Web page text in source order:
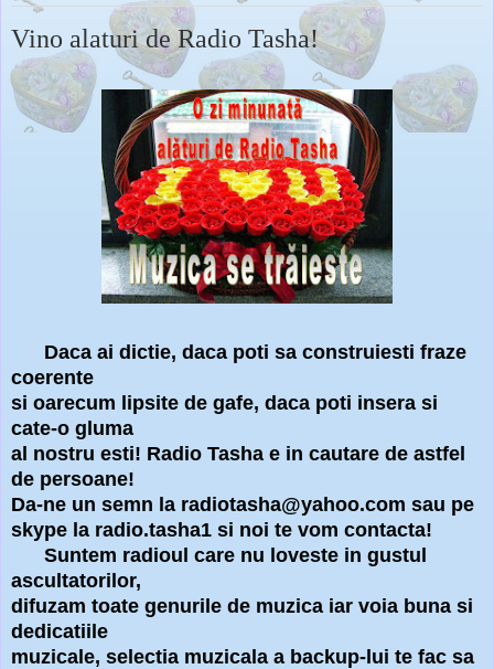
Vino alaturi de Radio Tasha!
Daca ai dictie, daca poti sa construiesti fraze
coerente
si oarecum lipsite de gafe, daca poti insera si
cate-o gluma
al nostru esti! Radio Tasha e in cautare de astfel
de persoane!
Da-ne un semn la radiotasha@yahoo.com sau pe
skype la radio.tasha1 si noi te vom contacta!
Suntem radioul care nu loveste in gustul
ascultatorilor,
difuzam toate genurile de muzica iar voia buna si
dedicatiile
muzicale, selectia muzicala a backup-lui te fac sa